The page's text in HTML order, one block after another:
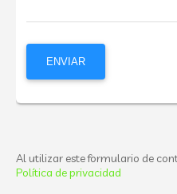
Al utilizar este formulario de
Política de privacidad